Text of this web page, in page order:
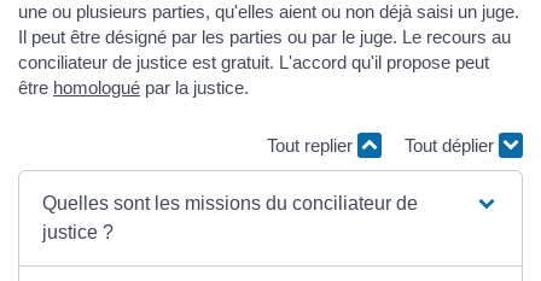
une ou plusieurs parties, qu'elles aient ou non déjà saisi un juge.
Il peut être désigné par les parties ou par le juge. Le recours au
conciliateur de justice est gratuit. L'accord qu'il propose peut
être homologué par la justice.
Tout replier Tout déplier
Quelles sont les missions du conciliateur de
justice ?